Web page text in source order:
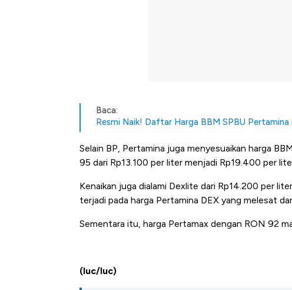
Baca:
Resmi Naik! Daftar Harga BBM SPBU Pertamina
Selain BP, Pertamina juga menyesuaikan harga
95 dari Rp13.100 per liter menjadi Rp19.400 per
Kenaikan juga dialami Dexlite dari Rp14.200 per
terjadi pada harga Pertamina DEX yang melesat
Sementara itu, harga Pertamax dengan RON 92
(luc/luc)